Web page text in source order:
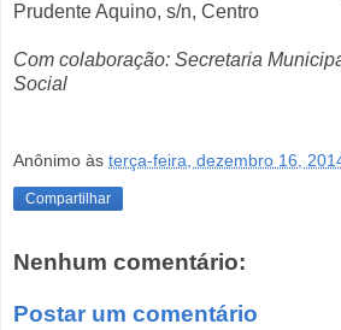
Prudente Aquino, s/n, Centro
Com colaboração: Secretaria
Social
Anônimo às terça-feira, dezembro 16,
Compartilhar
Nenhum comentário:
Postar um comentário